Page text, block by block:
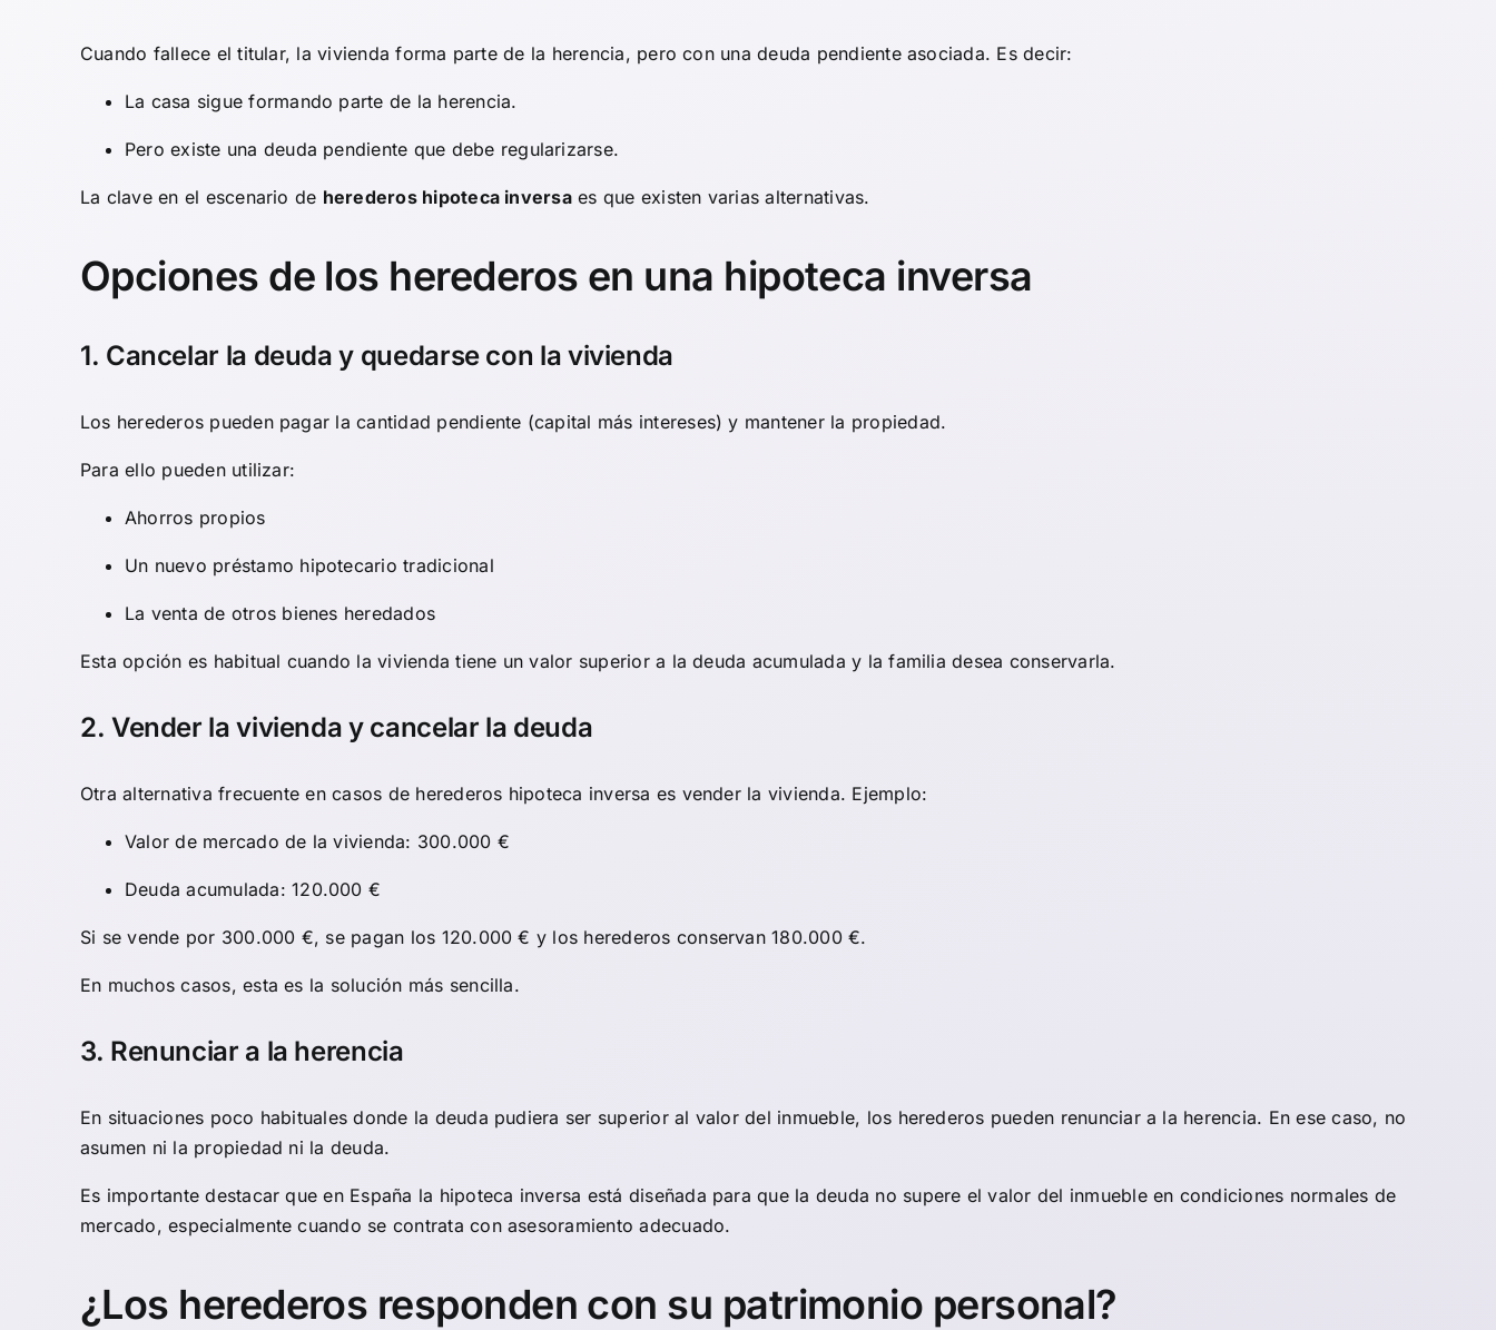
Cuando fallece el titular, la vivienda forma parte de la herencia, pero con una deuda pendiente asociada. Es decir:
La casa sigue formando parte de la herencia.
Pero existe una deuda pendiente que debe regularizarse.
La clave en el escenario de herederos hipoteca inversaes que existen varias alternativas.
Opciones de los herederos en una hipoteca inversa
1. Cancelar la deuda y quedarse con la vivienda
Los herederos pueden pagar la cantidad pendiente (capital más intereses) y mantener la propiedad.
Para ello pueden utilizar:
Ahorros propios
Un nuevo préstamo hipotecario tradicional
La venta de otros bienes heredados
Esta opción es habitual cuando la vivienda tiene un valor superior a la deuda acumulada y la familia desea conservarla.
2. Vender la vivienda y cancelar la deuda
Otra alternativa frecuente en casos de herederos hipoteca inversa es vender la vivienda. Ejemplo:
Valor de mercado de la vivienda: 300.000 €
Deuda acumulada: 120.000 €
Si se vende por 300.000 €, se pagan los 120.000 € y los herederos conservan 180.000 €.
En muchos casos, esta es la solución más sencilla.
3. Renunciar a la herencia
En situaciones poco habituales donde la deuda pudiera ser superior al valor del inmueble, los herederos pueden renunciar a la herencia. En ese caso, no
asumen ni la propiedad ni la deuda.
Es importante destacar que en España la hipoteca inversa está diseñada para que la deuda no supere el valor del inmueble en condiciones normales de
mercado, especialmente cuando se contrata con asesoramiento adecuado.
¿Los herederos responden con su patrimonio personal?